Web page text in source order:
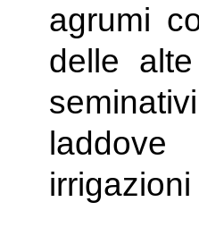
agrumi
delle